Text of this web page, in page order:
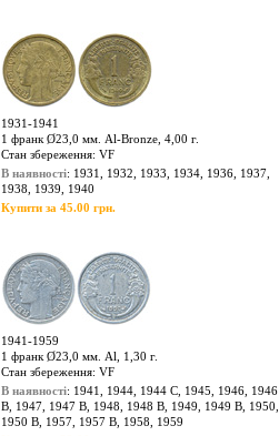
1931-1941
1 франк Ø23,0 мм. Al-Bronze, 4,00 г.
Стан збереження: VF
В наявності: 1931, 1932, 1933, 1934, 1936, 1937,
1938, 1939, 1940
Купити за 45.00 грн.
1941-1959
1 франк Ø23,0 мм. Al, 1,30 г.
Стан збереження: VF
В наявності: 1941, 1944, 1944 C, 1945, 1946, 1946
B, 1947, 1947 B, 1948, 1948 В, 1949, 1949 В, 1950,
1950 B, 1957, 1957 В, 1958, 1959